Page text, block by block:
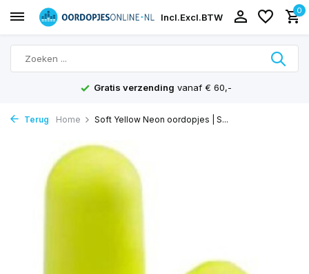
Incl.Excl.BTW
0
Gratis verzending vanaf € 60,-
Terug Home Soft Yellow Neon oordopjes | S...